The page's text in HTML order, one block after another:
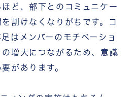
ど、部下とのコミュニケー
割けなくなりがちです。コ
はメンバーのモチベーショ
増大につながるため、意識
があります。